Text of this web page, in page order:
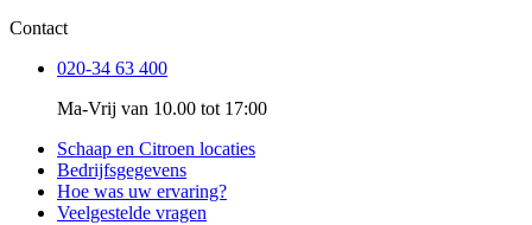
Contact
020-34 63 400
Ma-Vrij van 10.00 tot 17:00
Schaap en Citroen locaties
Bedrijfsgegevens
Hoe was uw ervaring?
Veelgestelde vragen